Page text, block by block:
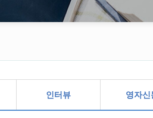
인터뷰 영자신